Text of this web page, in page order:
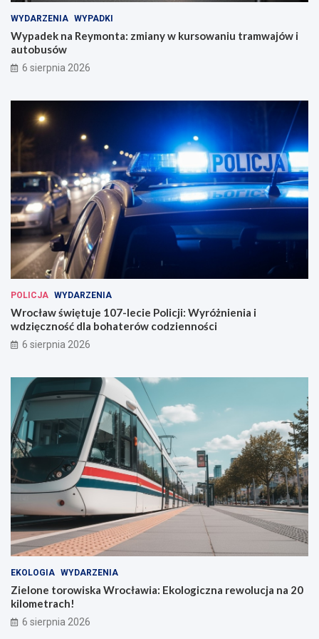
a
n
a
u
w
a
w
e
W
r
o
c
ł
w
i
u
j
w
i
a
u
w
WYDARZENIA WYPADKI
Wypadek na Reymonta: zmiany w kursowaniu tramwajów i
autobusów
6 sierpnia 2026
POLICJA WYDARZENIA
Wrocław świętuje 107-lecie Policji: Wyróżnienia i
wdzięczność dla bohaterów codzienności
6 sierpnia 2026
EKOLOGIA WYDARZENIA
Zielone torowiska Wrocławia: Ekologiczna rewolucja na 20
kilometrach!
6 sierpnia 2026